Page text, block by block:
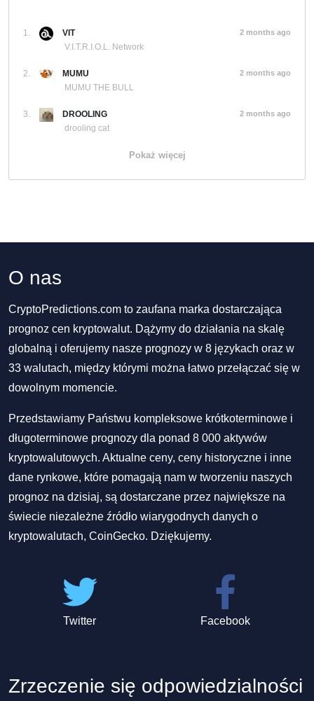
1.
VIT
V.I.T.R.I.O.L. Network
2 months ago
2.
MUMU
MUMU THE BULL
2 months ago
3.
DROOLING
drooling cat
2 months ago
Pokaż więcej
O nas
CryptoPredictions.com to zaufana marka dostarczająca
prognoz cen kryptowalut. Dążymy do działania na skalę
globalną i oferujemy nasze prognozy w 8 językach oraz w
33 walutach, między którymi można łatwo przełączać się w
dowolnym momencie.
Przedstawiamy Państwu kompleksowe krótkoterminowe i
długoterminowe prognozy dla ponad 8 000 aktywów
kryptowalutowych. Aktualne ceny, ceny historyczne i inne
dane rynkowe, które pomagają nam w tworzeniu naszych
prognoz na dzisiaj, są dostarczane przez największe na
świecie niezależne źródło wiarygodnych danych o
kryptowalutach, CoinGecko. Dziękujemy.
Twitter Facebook
Zrzeczenie się odpowiedzialności